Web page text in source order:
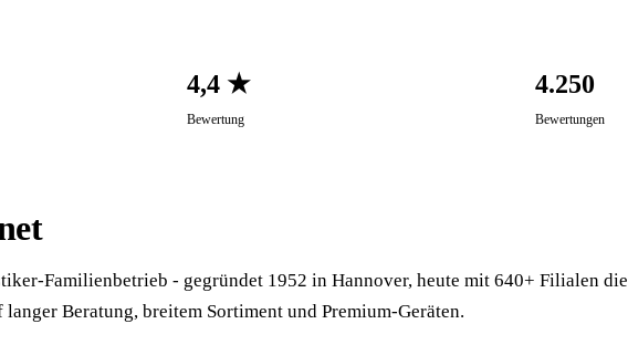
4,4 ★
Bewertung
4.250
Bewertungen
Familienbetrieb - gegründet 1952 in Hannover, heute mit 640+ Filialen die
Beratung, breitem Sortiment und Premium-Geräten.